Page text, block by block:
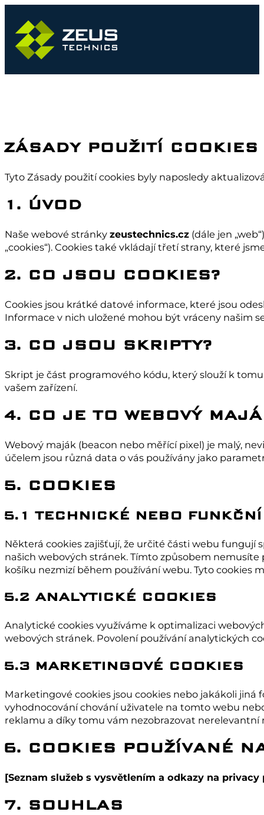
ZÁSADY POUŽITÍ COOKIES
Tyto Zásady použití cookies byly naposledy
1. ÚVOD
Naše webové stránky zeustechnics.cz (dále jen
„cookies“). Cookies také vkládají třetí strany, které
2. CO JSOU COOKIES?
Cookies jsou krátké datové informace, které jsou
Informace v nich uložené mohou být vráceny našim
3. CO JSOU SKRIPTY?
Skript je část programového kódu, který slouží k
vašem zařízení.
4. CO JE TO WEBOVÝ
Webový maják (beacon nebo měřící pixel) je malý,
účelem jsou různá data o vás používány jako
5. COOKIES
5.1 TECHNICKÉ NEBO
Některá cookies zajišťují, že určité části webu
našich webových stránek. Tímto způsobem
košíku nezmizí během používání webu. Tyto cookies
5.2 ANALYTICKÉ COOKIES
Analytické cookies využíváme k optimalizaci
webových stránek. Povolení používání analytických
5.3 MARKETINGOVÉ COOKIES
Marketingové cookies jsou cookies nebo jakákoli
vyhodnocování chování uživatele na tomto webu
reklamu a díky tomu vám nezobrazovat nerelevantní
6. COOKIES POUŽÍVANÉ
[Seznam služeb s vysvětlením a odkazy na
7. SOUHLAS